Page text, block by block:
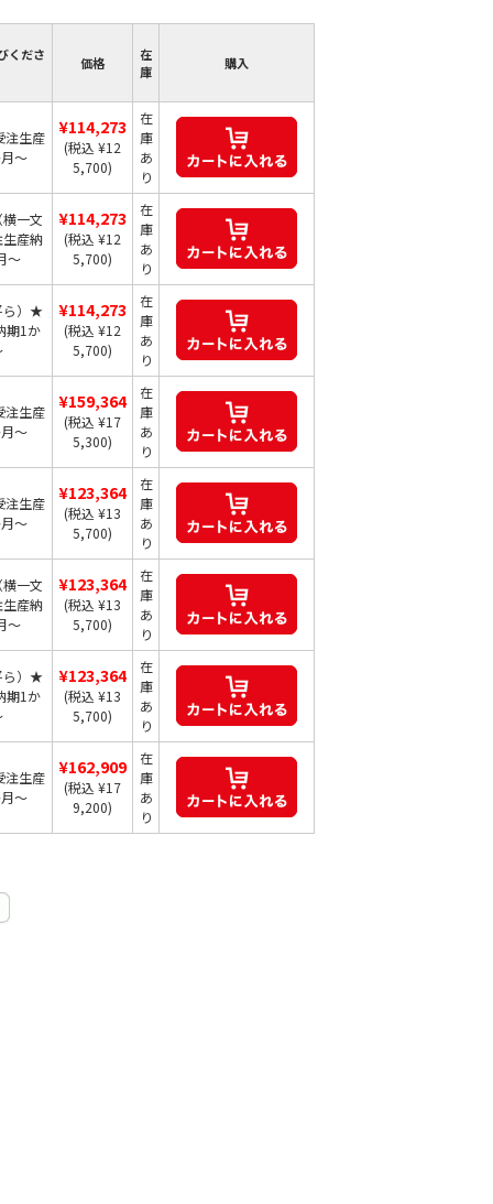
くださ 価格
在
庫
購入
生産
～
¥114,273
(税込 ¥12
5,700)
在
庫
あ
り
一文
産納
～
¥114,273
(税込 ¥12
5,700)
在
庫
あ
り
ら）★
期1か
¥114,273
(税込 ¥12
5,700)
在
庫
あ
り
生産
～
¥159,364
(税込 ¥17
5,300)
在
庫
あ
り
生産
～
¥123,364
(税込 ¥13
5,700)
在
庫
あ
り
一文
産納
～
¥123,364
(税込 ¥13
5,700)
在
庫
あ
り
ら）★
期1か
¥123,364
(税込 ¥13
5,700)
在
庫
あ
り
生産
～
¥162,909
(税込 ¥17
9,200)
在
庫
あ
り